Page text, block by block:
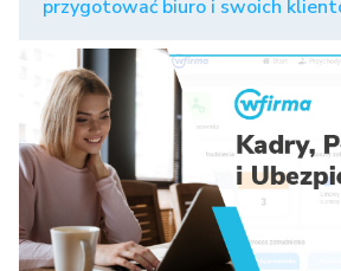
przygotować biuro i swoich